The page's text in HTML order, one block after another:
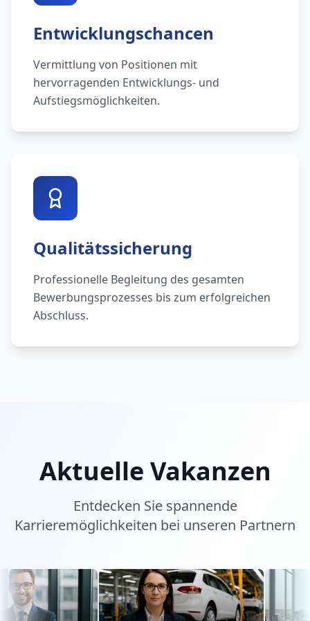
Entwicklungschancen
Vermittlung von Positionen mit
hervorragenden Entwicklungs- und
Aufstiegsmöglichkeiten.
Qualitätssicherung
Professionelle Begleitung des gesamten
Bewerbungsprozesses bis zum erfolgreichen
Abschluss.
Aktuelle Vakanzen
Entdecken Sie spannende
Karrieremöglichkeiten bei unseren Partnern